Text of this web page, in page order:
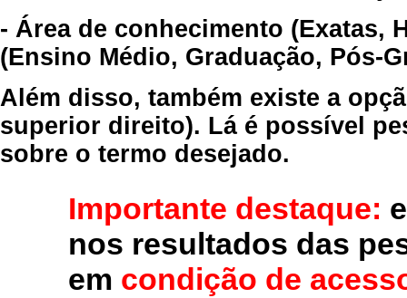
- Área de conhecimento (Exatas,
(Ensino Médio, Graduação, Pós-
Além disso, também existe a
superior direito). Lá é possível
sobre o termo desejado.
Importante destaque:
nos resultados das
em condição de